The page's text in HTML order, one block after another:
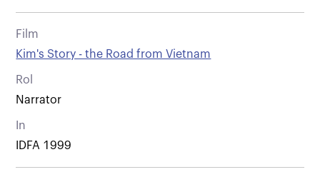
Film
Kim's Story - the Road from Vietnam
Rol
Narrator
In
IDFA 1999